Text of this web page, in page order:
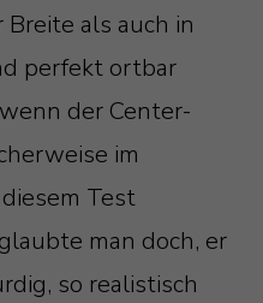
als auch in
perfekt ortbar
der Center-
im
Test
man doch, er
so realistisch